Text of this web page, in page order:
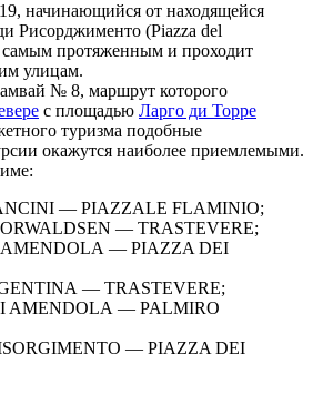
начинающийся от находящейся
Рисорджименто (Piazza del
самым протяженным и проходит
улицам.
№ 8, маршрут которого
с площадью Ларго ди Торре
туризма подобные
окажутся наиболее приемлемыми.
— PIAZZALE FLAMINIO;
— TRASTEVERE;
— PIAZZA DEI
— TRASTEVERE;
AMENDOLA — PALMIRO
— PIAZZA DEI